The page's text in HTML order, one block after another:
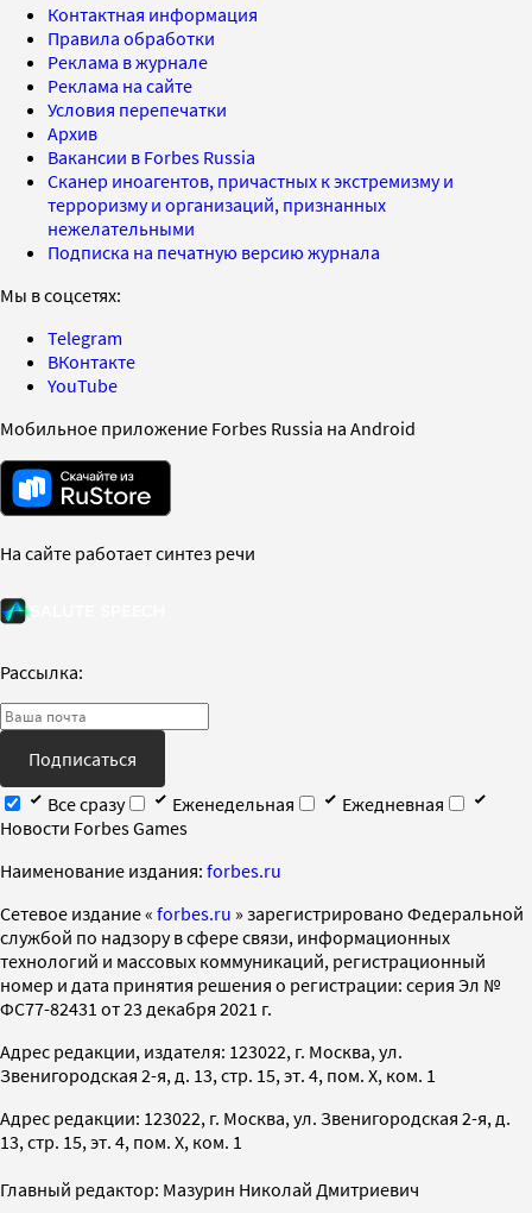
Контактная информация
Правила обработки
Реклама в журнале
Реклама на сайте
Условия перепечатки
Архив
Вакансии в Forbes Russia
Сканер иноагентов, причастных к экстремизму и
терроризму и организаций, признанных
нежелательными
Подписка на печатную версию журнала
Мы в соцсетях:
Telegram
ВКонтакте
YouTube
Мобильное приложение Forbes Russia на Android
На сайте работает синтез речи
Рассылка:
Подписаться
Все сразу
Еженедельная
Ежедневная
Новости Forbes Games
Наименование издания: forbes.ru
Cетевое издание « forbes.ru » зарегистрировано Федеральной
службой по надзору в сфере связи, информационных
технологий и массовых коммуникаций, регистрационный
номер и дата принятия решения о регистрации: серия Эл №
ФС77-82431 от 23 декабря 2021 г.
Адрес редакции, издателя: 123022, г. Москва, ул.
Звенигородская 2-я, д. 13, стр. 15, эт. 4, пом. X, ком. 1
Адрес редакции: 123022, г. Москва, ул. Звенигородская 2-я, д.
13, стр. 15, эт. 4, пом. X, ком. 1
Главный редактор: Мазурин Николай Дмитриевич